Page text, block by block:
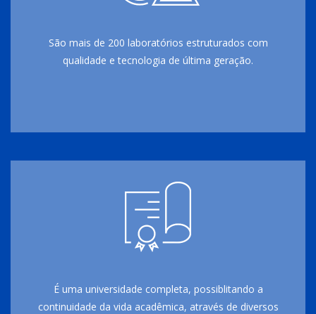
São mais de 200 laboratórios estruturados com
qualidade e tecnologia de última geração.
É uma universidade completa, possiblitando a
continuidade da vida acadêmica, através de diversos